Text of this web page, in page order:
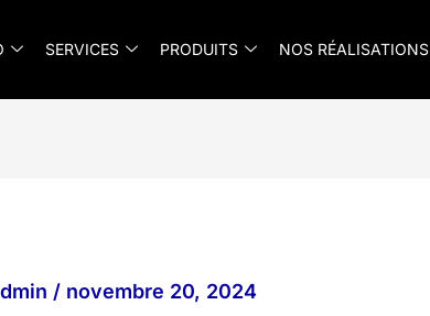
SERVICES PRODUITS NOS RÉALISATIONS
/ novembre 20, 2024